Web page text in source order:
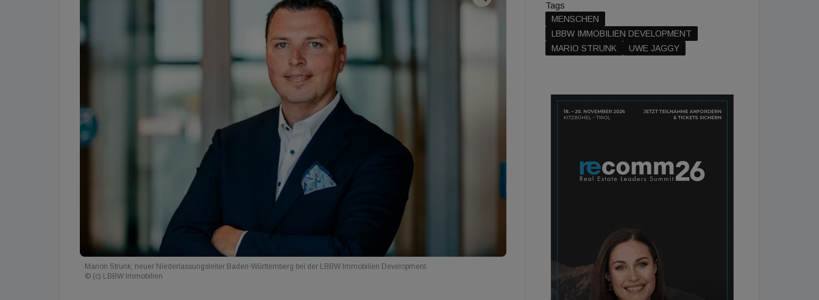
Marion Strunk, neuer Niederlassungsleiter Baden-Württemberg bei der LBBW Immobilien Development.
© (c) LBBW Immobilien
Tags
MENSCHEN
LBBW IMMOBILIEN DEVELOPMENT
MARIO STRUNK
UWE JAGGY